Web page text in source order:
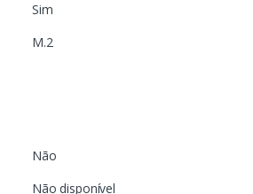
Sim
M.2
Não
Não disponível